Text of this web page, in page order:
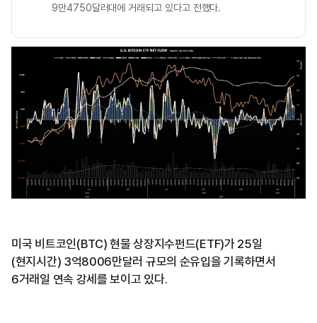
9만4750달러대에 거래되고 있다고 전했다.
미국 비트코인(BTC) 현물 상장지수펀드(ETF)가 25일
(현지시간) 3억8006만달러 규모의 순유입을 기록하면서
6거래일 연속 강세를 보이고 있다.